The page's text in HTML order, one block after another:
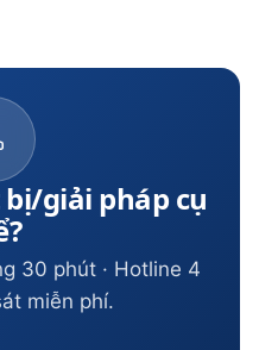
giải pháp cụ
30 phút · Hotline 4
miễn phí.